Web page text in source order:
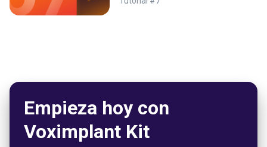
Empieza hoy con
Voximplant Kit